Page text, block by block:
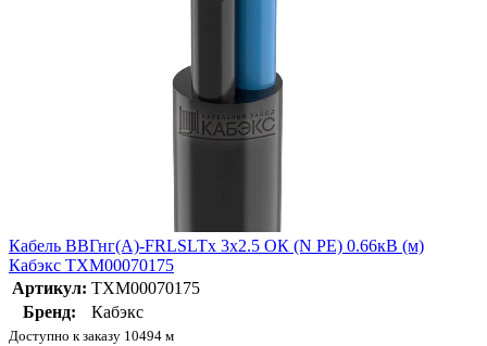
Кабель ВВГнг(А)-FRLSLTx 3х2.5 ОК (N PE) 0.66кВ (м)
Кабэкс ТХМ00070175
Артикул: ТХМ00070175
Бренд:
Кабэкс
Доступно к заказу 10494 м